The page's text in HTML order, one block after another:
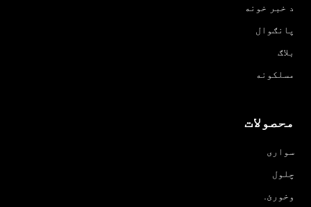
د خبر خونه
پانګوال
بلاګ
مسلکونه
محصولات
سواری
چلول
وخورئ.